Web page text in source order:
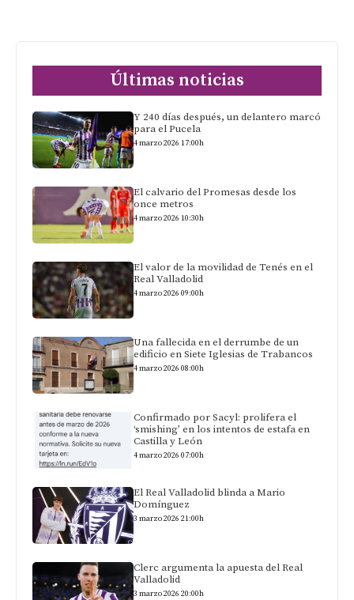
Últimas noticias
Y 240 días después, un delantero marcó
para el Pucela
4 marzo 2026 17:00h
El calvario del Promesas desde los
once metros
4 marzo 2026 10:30h
El valor de la movilidad de Tenés en el
Real Valladolid
4 marzo 2026 09:00h
Una fallecida en el derrumbe de un
edificio en Siete Iglesias de Trabancos
4 marzo 2026 08:00h
Confirmado por Sacyl: prolifera el
‘smishing’ en los intentos de estafa en
Castilla y León
4 marzo 2026 07:00h
El Real Valladolid blinda a Mario
Domínguez
3 marzo 2026 21:00h
Clerc argumenta la apuesta del Real
Valladolid
3 marzo 2026 20:00h